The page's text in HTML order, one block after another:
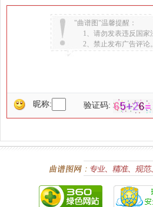
"曲谱图"温馨提醒：
1、请勿发表违反国家
2、禁止发布广告评论。
昵称: 验证码: